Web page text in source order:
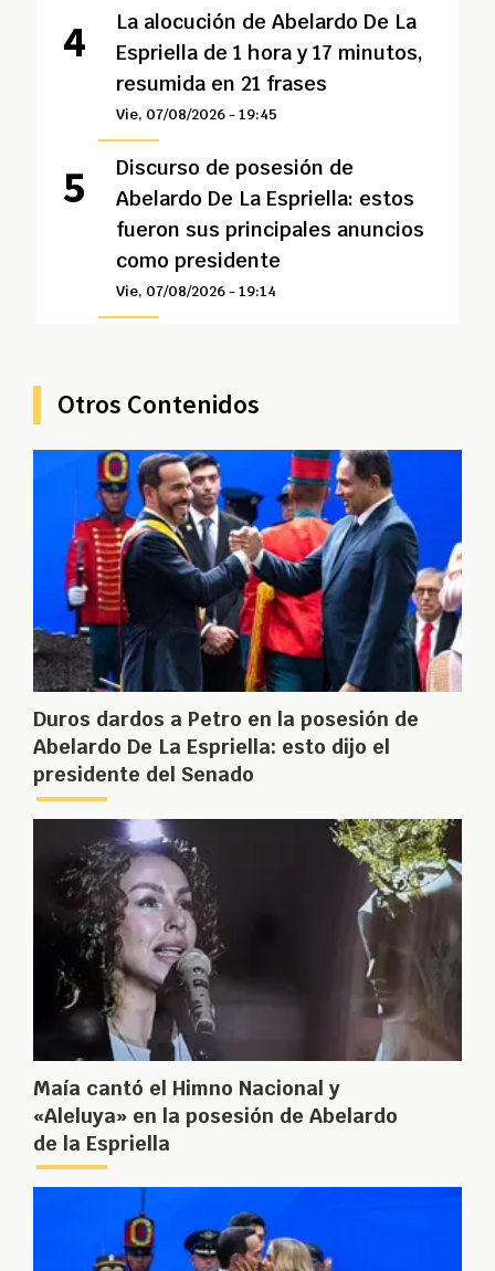
La alocución de Abelardo De La
Espriella de 1 hora y 17 minutos,
resumida en 21 frases
Vie, 07/08/2026 - 19:45
Discurso de posesión de
Abelardo De La Espriella: estos
fueron sus principales anuncios
como presidente
Vie, 07/08/2026 - 19:14
Otros Contenidos
Duros dardos a Petro en la posesión de
Abelardo De La Espriella: esto dijo el
presidente del Senado
Maía cantó el Himno Nacional y
«Aleluya» en la posesión de Abelardo
de la Espriella